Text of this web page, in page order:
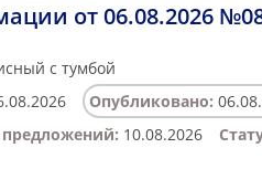
от 06.08.2026
с тумбой
Опубликовано:
10.08.2026